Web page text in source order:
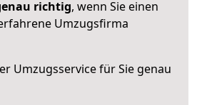
richtig, wenn Sie einen
Umzugsfirma
Umzugsservice für Sie genau